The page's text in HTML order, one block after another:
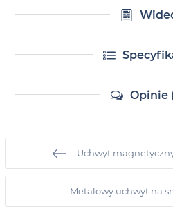
Opinie
Uchwyt
Metalowy uchwyt na